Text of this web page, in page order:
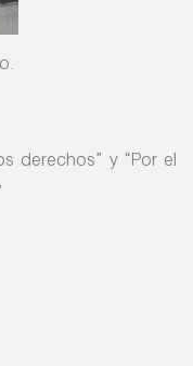
derechos” y “Por el